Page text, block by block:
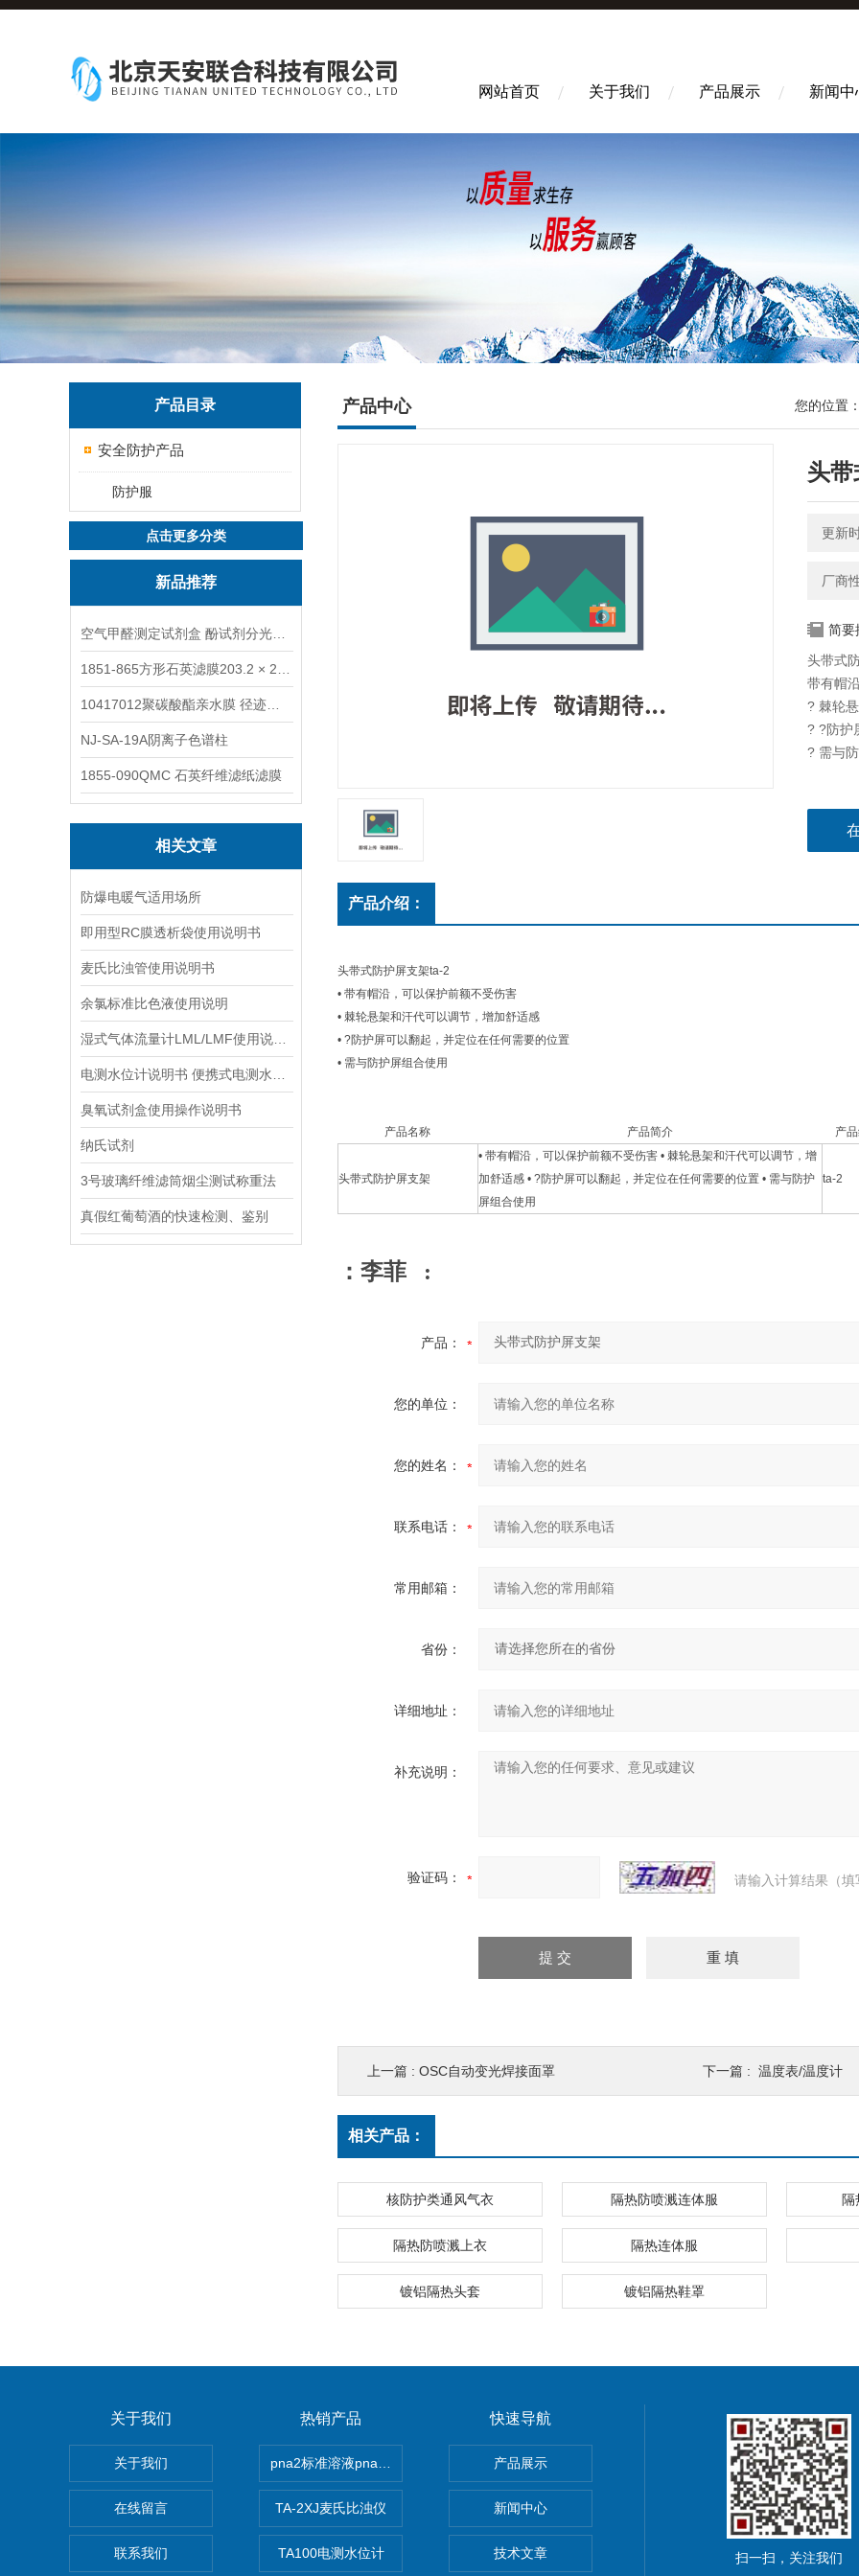
网站首页 关于我们 产品展示 新闻中
产品目录
安全防护产品
防护服
点击更多分类
新品推荐
NJ-SA-19A阴离子色谱柱
1855-090QMC 石英纤维滤纸滤膜
相关文章
防爆电暖气适用场所
即用型RC膜透析袋使用说明书
麦氏比浊管使用说明书
余氯标准比色液使用说明
臭氧试剂盒使用操作说明书
纳氏试剂
3号玻璃纤维滤筒烟尘测试称重法
真假红葡萄酒的快速检测、鉴别
产品中心 您的位置
头
更新
厂商
简要
头带式
带有帽
? 棘轮
? ?防护
? 需与
产品介绍：
头带式防护屏支架ta-2
• 带有帽沿，可以保护前额不受伤害
• 棘轮悬架和汗代可以调节，增加舒适感
• ?防护屏可以翻起，并定位在任何需要的位置
• 需与防护屏组合使用
产品名称 产品简介 产
头带式防护屏支架
• 带有帽沿，可以保护前额不受伤害 • 棘轮悬架和汗代可以调节，增
加舒适感 • ?防护屏可以翻起，并定位在任何需要的位置 • 需与防护
屏组合使用
ta-2
：李菲 :
产品：
您的单位：
您的姓名：
联系电话：
常用邮箱：
省份：
详细地址：
补充说明：
验证码： 请输入计算结果（
上一篇 : OSC自动变光焊接面罩 下一篇 : 温度表/温度计
相关产品：
核防护类通风气衣 隔热防喷溅连体服
隔热防喷溅上衣 隔热连体服
镀铝隔热头套 镀铝隔热鞋罩
关于我们
关于我们
在线留言
联系我们
热销产品
pna2标准溶液pna3 pna4 pna5 pna6纳离子
TA-2XJ麦氏比浊仪
TA100电测水位计
快速导航
产品展示
新闻中心
技术文章 扫一扫，关注我们